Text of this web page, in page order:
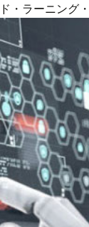
・ラーニング